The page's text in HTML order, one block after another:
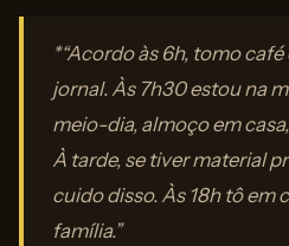
*“Acordo às 6h, tomo
jornal. Às 7h30 estou na
meio-dia, almoço em
À tarde, se tiver material
cuido disso. Às 18h tô em
família.”